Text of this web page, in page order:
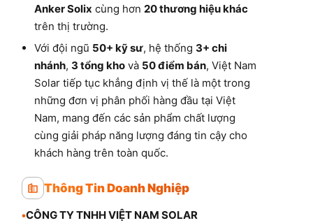
Anker Solix cùng hơn 20 thương hiệu khác
trên thị trường.
Với đội ngũ 50+ kỹ sư, hệ thống 3+ chi
nhánh, 3 tổng kho và 50 điểm bán, Việt Nam
Solar tiếp tục khẳng định vị thế là một trong
những đơn vị phân phối hàng đầu tại Việt
Nam, mang đến các sản phẩm chất lượng
cùng giải pháp năng lượng đáng tin cậy cho
khách hàng trên toàn quốc.
Thông Tin Doanh Nghiệp
•CÔNG TY TNHH VIỆT NAM SOLAR